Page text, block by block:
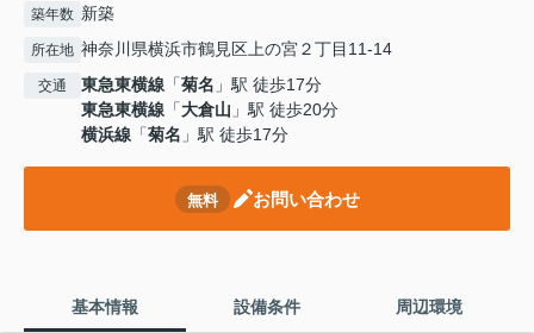
築年数 新築
所在地 神奈川県横浜市鶴見区上の宮２丁目11-14
交通 東急東横線 「菊名 」駅 徒歩17分
東急東横線 「大倉山 」駅 徒歩20分
横浜線 「菊名 」駅 徒歩17分
無料 お問い合わせ
基本情報 設備条件 周辺環境